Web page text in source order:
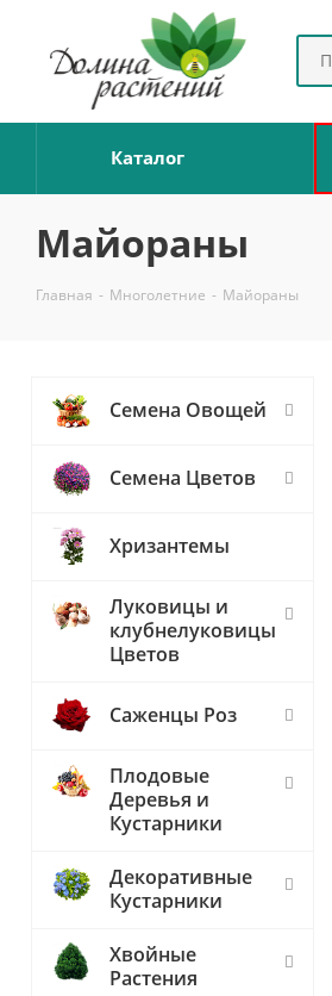
Каталог
Майораны
Главная - Многолетние - Майораны
Семена Овощей
Семена Цветов
Хризантемы
Луковицы и
клубнелуковицы
Цветов
Саженцы Роз
Плодовые
Деревья и
Кустарники
Декоративные
Кустарники
Хвойные
Растения